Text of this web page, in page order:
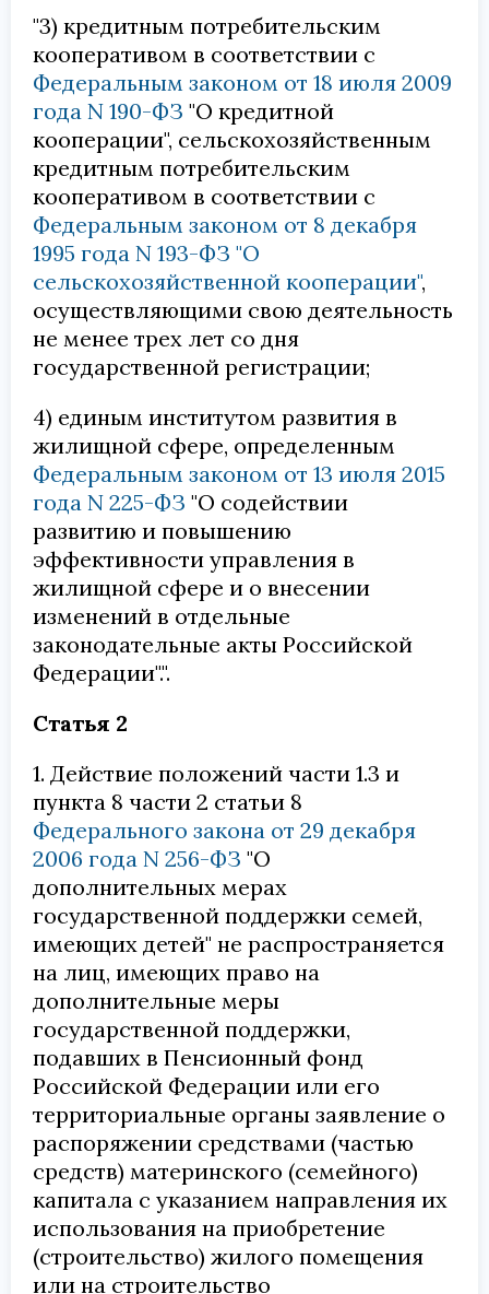
"3) кредитным потребительским
кооперативом в соответствии с
Федеральным законом от 18 июля 2009
года N 190-ФЗ "О кредитной
кооперации", сельскохозяйственным
кредитным потребительским
кооперативом в соответствии с
Федеральным законом от 8 декабря
1995 года N 193-ФЗ "О
сельскохозяйственной кооперации",
осуществляющими свою деятельность
не менее трех лет со дня
государственной регистрации;
4) единым институтом развития в
жилищной сфере, определенным
Федеральным законом от 13 июля 2015
года N 225-ФЗ "О содействии
развитию и повышению
эффективности управления в
жилищной сфере и о внесении
изменений в отдельные
законодательные акты Российской
Федерации".".
Статья 2
1. Действие положений части 1.3 и
пункта 8 части 2 статьи 8
Федерального закона от 29 декабря
2006 года N 256-ФЗ "О
дополнительных мерах
государственной поддержки семей,
имеющих детей" не распространяется
на лиц, имеющих право на
дополнительные меры
государственной поддержки,
подавших в Пенсионный фонд
Российской Федерации или его
территориальные органы заявление о
распоряжении средствами (частью
средств) материнского (семейного)
капитала с указанием направления их
использования на приобретение
(строительство) жилого помещения
или на строительство